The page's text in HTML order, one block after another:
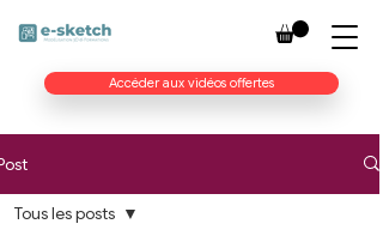
Accéder aux vidéos offertes
Tous les posts